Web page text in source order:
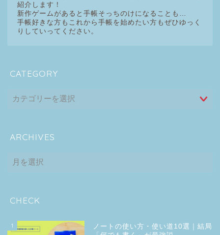
紹介します！
新作ゲームがあると手帳そっちのけになることも…
手帳好きな方もこれから手帳を始めたい方もぜひゆっく
りしていってください。
CATEGORY
ARCHIVES
CHECK
1
ノートの使い方・使い道10選｜結局